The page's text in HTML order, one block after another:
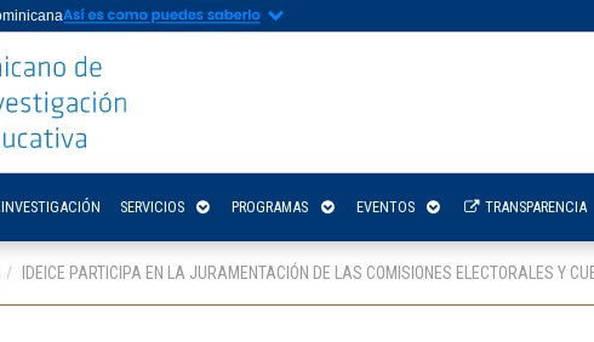
SERVICIOS PROGRAMAS EVENTOS TRANSPARENCIA
IDEICE PARTICIPA EN LA JURAMENTACIÓN DE LAS COMISIONES ELECTORALES Y